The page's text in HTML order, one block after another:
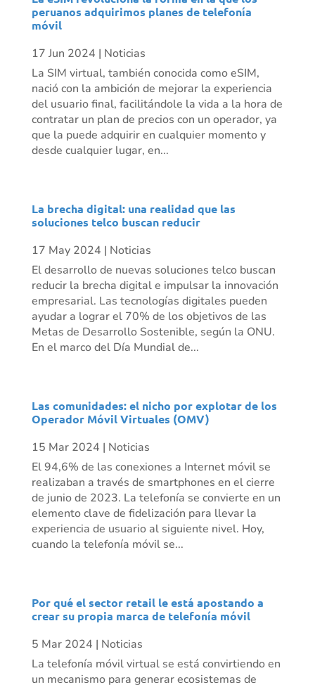
peruanos adquirimos planes de telefonía
móvil
17 Jun 2024 | Noticias
La SIM virtual, también conocida como eSIM,
nació con la ambición de mejorar la experiencia
del usuario final, facilitándole la vida a la hora de
contratar un plan de precios con un operador, ya
que la puede adquirir en cualquier momento y
desde cualquier lugar, en...
La brecha digital: una realidad que las
soluciones telco buscan reducir
17 May 2024 | Noticias
El desarrollo de nuevas soluciones telco buscan
reducir la brecha digital e impulsar la innovación
empresarial. Las tecnologías digitales pueden
ayudar a lograr el 70% de los objetivos de las
Metas de Desarrollo Sostenible, según la ONU.
En el marco del Día Mundial de...
Las comunidades: el nicho por explotar de los
Operador Móvil Virtuales (OMV)
15 Mar 2024 | Noticias
El 94,6% de las conexiones a Internet móvil se
realizaban a través de smartphones en el cierre
de junio de 2023. La telefonía se convierte en un
elemento clave de fidelización para llevar la
experiencia de usuario al siguiente nivel. Hoy,
cuando la telefonía móvil se...
Por qué el sector retail le está apostando a
crear su propia marca de telefonía móvil
5 Mar 2024 | Noticias
La telefonía móvil virtual se está convirtiendo en
un mecanismo para generar ecosistemas de